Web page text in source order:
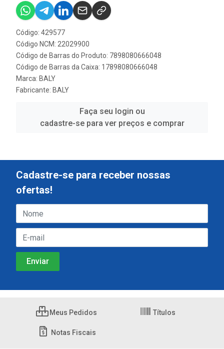
Código: 429577
Código NCM: 22029900
Código de Barras do Produto: 7898080666048
Código de Barras da Caixa: 17898080666048
Marca: BALY
Fabricante: BALY
Faça seu login ou
cadastre-se para ver preços e comprar
Cadastre-se para receber nossas
ofertas!
Meus Pedidos Títulos
Notas Fiscais